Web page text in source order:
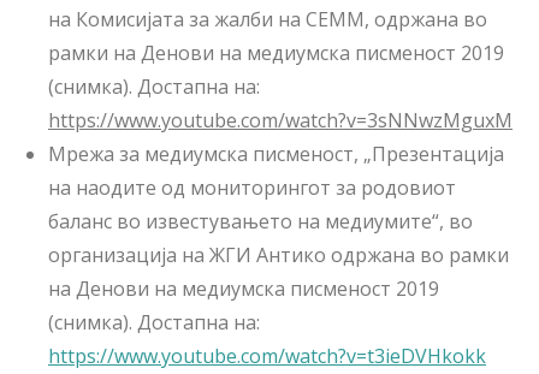
на Комисијата за жалби на СЕММ, одржана во
рамки на Денови на медиумска писменост 2019
(снимка). Достапна на:
https://www.youtube.com/watch?v=3sNNwzMguxM
Мрежа за медиумска писменост, „Презентација
на наодите од мониторингот за родовиот
баланс во известувањето на медиумите“, во
организација на ЖГИ Антико одржана во рамки
на Денови на медиумска писменост 2019
(снимка). Достапна на:
https://www.youtube.com/watch?v=t3ieDVHkokk